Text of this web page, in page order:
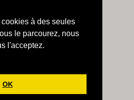
à des seules
le parcourez, nous
l'acceptez.
OK